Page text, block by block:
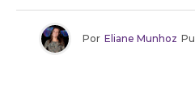
Por Eliane Munhoz